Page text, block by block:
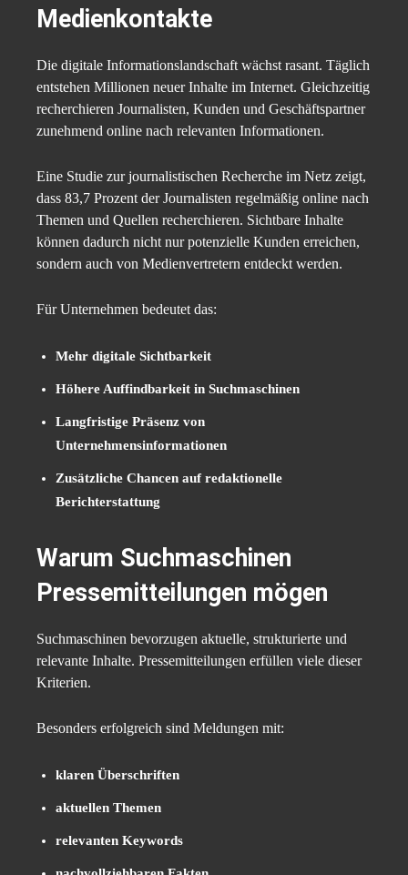
Medienkontakte
Die digitale Informationslandschaft wächst rasant. Täglich
entstehen Millionen neuer Inhalte im Internet. Gleichzeitig
recherchieren Journalisten, Kunden und Geschäftspartner
zunehmend online nach relevanten Informationen.
Eine Studie zur journalistischen Recherche im Netz zeigt,
dass 83,7 Prozent der Journalisten regelmäßig online nach
Themen und Quellen recherchieren. Sichtbare Inhalte
können dadurch nicht nur potenzielle Kunden erreichen,
sondern auch von Medienvertretern entdeckt werden.
Für Unternehmen bedeutet das:
Mehr digitale Sichtbarkeit
Höhere Auffindbarkeit in Suchmaschinen
Langfristige Präsenz von
Unternehmensinformationen
Zusätzliche Chancen auf redaktionelle
Berichterstattung
Warum Suchmaschinen
Pressemitteilungen mögen
Suchmaschinen bevorzugen aktuelle, strukturierte und
relevante Inhalte. Pressemitteilungen erfüllen viele dieser
Kriterien.
Besonders erfolgreich sind Meldungen mit:
klaren Überschriften
aktuellen Themen
relevanten Keywords